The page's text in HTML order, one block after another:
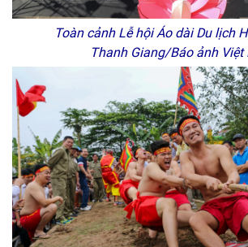
Toàn cảnh Lễ hội Áo dài Du lịch
Thanh Giang/Báo ảnh Việt